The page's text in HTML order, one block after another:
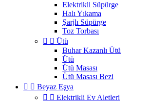
Elektrikli Süpürge
Halı Yıkama
Şarjlı Süpürge
Toz Torbası
  Ütü
Buhar Kazanlı Ütü
Ütü
Ütü Masası
Ütü Masası Bezi
  Beyaz Eşya
  Elektrikli Ev Aletleri